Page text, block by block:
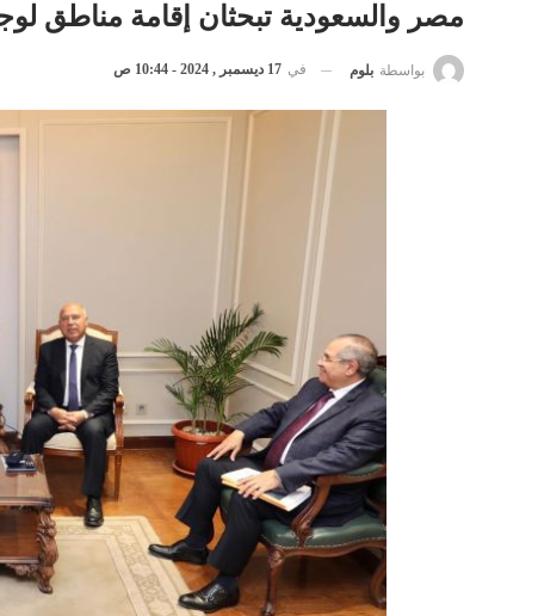
مصر والسعودية تبحثان إقامة مناطق
بواسطة بلوم في 17 ديسمبر , 2024 - 10:44 ص